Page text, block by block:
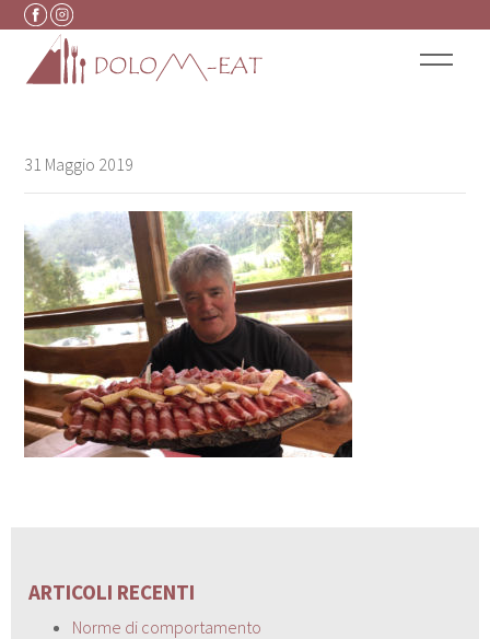
Vai al contenuto
31 Maggio 2019
ARTICOLI RECENTI
Norme di comportamento